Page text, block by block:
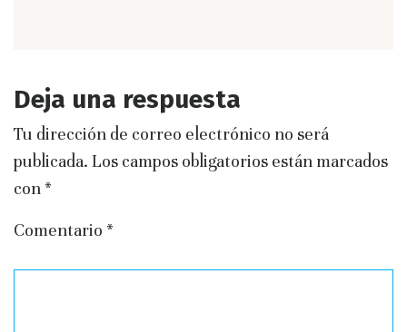
Deja una respuesta
Tu dirección de correo electrónico no será
publicada. Los campos obligatorios están marcados
con *
Comentario *